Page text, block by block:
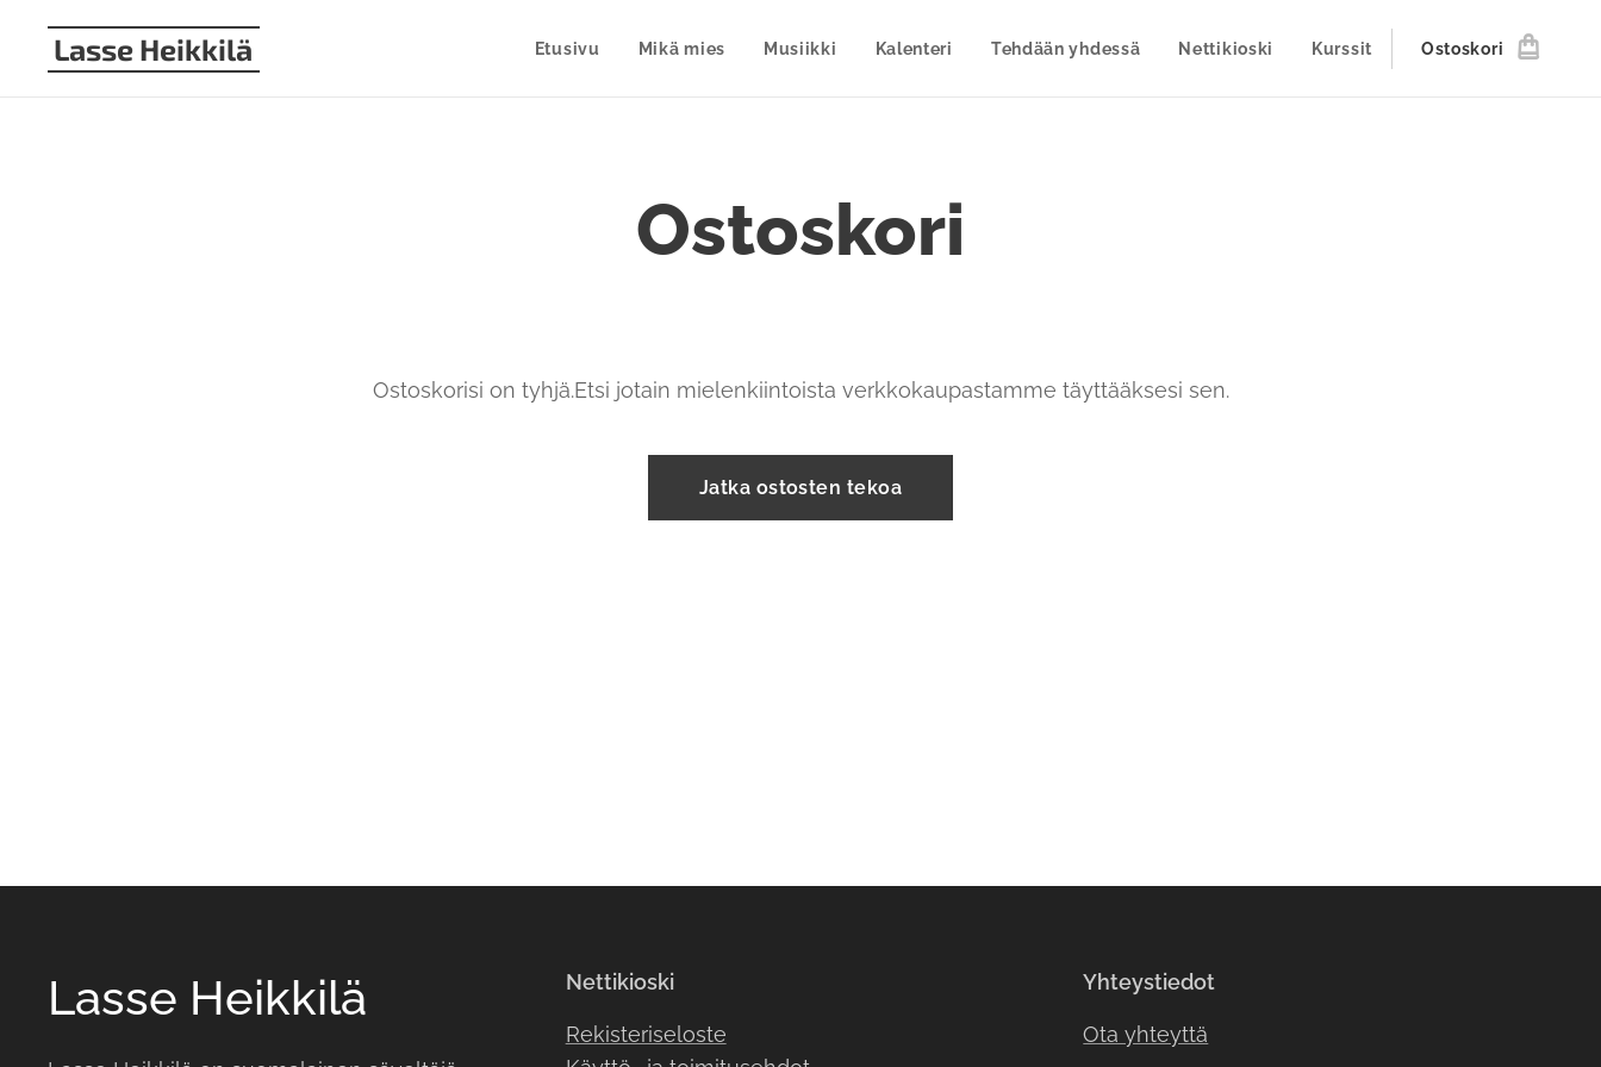
Lasse Heikkilä Etusivu Mikä mies Musiikki Kalenteri Tehdään yhdessä Nettikioski Kurssit Ostoskori
Ostoskori
Ostoskorisi on tyhjä.Etsi jotain mielenkiintoista verkkokaupastamme täyttääksesi sen.
Jatka ostosten tekoa
Lasse Heikkilä Nettikioski
Rekisteriseloste
Yhteystiedot
Ota yhteyttä